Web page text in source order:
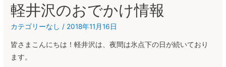
軽井沢のおでかけ情報
カテゴリーなし / 2018年11月16日
皆さまこんにちは！軽井沢は、夜間は氷点下の日が続いており
ます。